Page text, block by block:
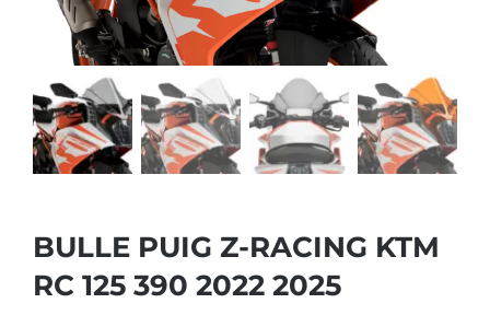
BULLE PUIG Z-RACING KTM
RC 125 390 2022 2025